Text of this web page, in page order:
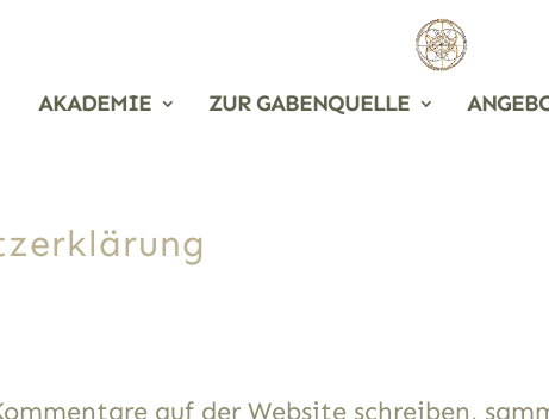
AKADEMIE ZUR GABENQUELLE
auf der Website schreiben,